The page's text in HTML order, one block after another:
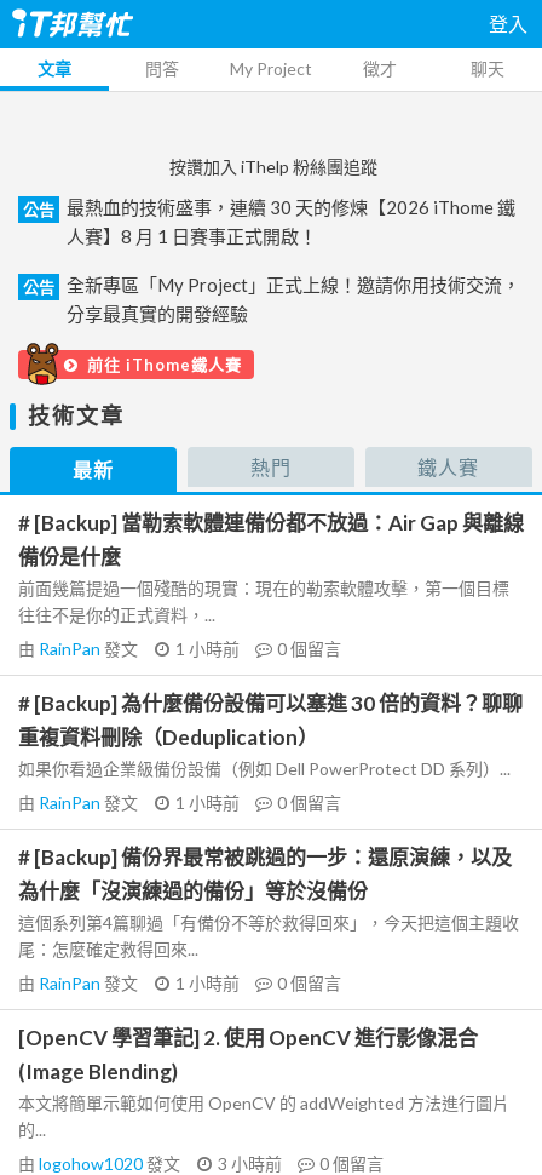
登入
文章 問答 My Project 徵才 聊天
按讚加入 iThelp 粉絲團追蹤
公告
最熱血的技術盛事，連續 30 天的修煉【2026 iThome 鐵
人賽】8 月 1 日賽事正式開啟！
公告
全新專區「My Project」正式上線！邀請你用技術交流，
分享最真實的開發經驗
前往 iThome鐵人賽
技術文章
最新 熱門 鐵人賽
# [Backup] 當勒索軟體連備份都不放過：Air Gap 與離線
備份是什麼
前面幾篇提過一個殘酷的現實：現在的勒索軟體攻擊，第一個目標
往往不是你的正式資料，...
由 RainPan 發文 1 小時前 0個留言
# [Backup] 為什麼備份設備可以塞進 30 倍的資料？聊聊
重複資料刪除（Deduplication）
如果你看過企業級備份設備（例如 Dell PowerProtect DD 系列）...
由 RainPan 發文 1 小時前 0個留言
# [Backup] 備份界最常被跳過的一步：還原演練，以及
為什麼「沒演練過的備份」等於沒備份
這個系列第4篇聊過「有備份不等於救得回來」，今天把這個主題收
尾：怎麼確定救得回來...
由 RainPan 發文 1 小時前 0個留言
[OpenCV 學習筆記] 2. 使用 OpenCV 進行影像混合
(Image Blending)
本文將簡單示範如何使用 OpenCV 的 addWeighted 方法進行圖片
的...
由 logohow1020發文 3 小時前 0個留言